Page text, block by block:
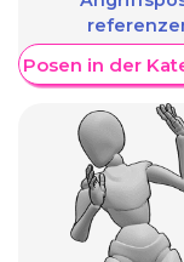
Posen in der